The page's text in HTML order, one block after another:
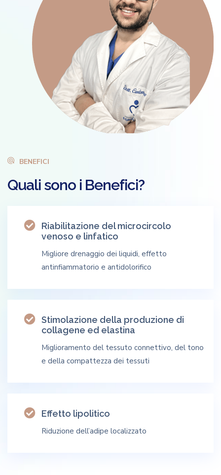
BENEFICI
Quali sono i Benefici?
Riabilitazione del microcircolo
venoso e linfatico
Migliore drenaggio dei liquidi, effetto
antinfiammatorio e antidolorifico
Stimolazione della produzione di
collagene ed elastina
Miglioramento del tessuto connettivo, del tono
e della compattezza dei tessuti
Effetto lipolitico
Riduzione dell’adipe localizzato